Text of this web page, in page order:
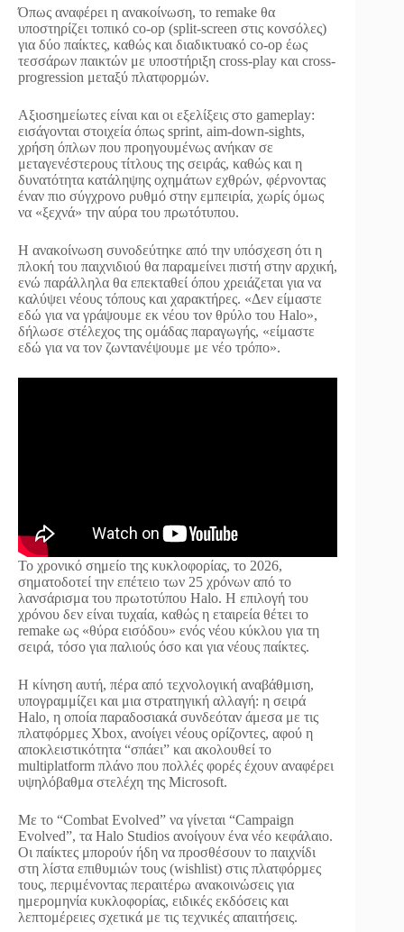
Όπως αναφέρει η ανακοίνωση, το remake θα
υποστηρίζει τοπικό co-op (split-screen στις κονσόλες)
για δύο παίκτες, καθώς και διαδικτυακό co-op έως
τεσσάρων παικτών με υποστήριξη cross-play και cross-
progression μεταξύ πλατφορμών.
Αξιοσημείωτες είναι και οι εξελίξεις στο gameplay:
εισάγονται στοιχεία όπως sprint, aim-down-sights,
χρήση όπλων που προηγουμένως ανήκαν σε
μεταγενέστερους τίτλους της σειράς, καθώς και η
δυνατότητα κατάληψης οχημάτων εχθρών, φέρνοντας
έναν πιο σύγχρονο ρυθμό στην εμπειρία, χωρίς όμως
να «ξεχνά» την αύρα του πρωτότυπου.
Η ανακοίνωση συνοδεύτηκε από την υπόσχεση ότι η
πλοκή του παιχνιδιού θα παραμείνει πιστή στην αρχική,
ενώ παράλληλα θα επεκταθεί όπου χρειάζεται για να
καλύψει νέους τόπους και χαρακτήρες. «Δεν είμαστε
εδώ για να γράψουμε εκ νέου τον θρύλο του Halo»,
δήλωσε στέλεχος της ομάδας παραγωγής, «είμαστε
εδώ για να τον ζωντανέψουμε με νέο τρόπο».
Το χρονικό σημείο της κυκλοφορίας, το 2026,
σηματοδοτεί την επέτειο των 25 χρόνων από το
λανσάρισμα του πρωτοτύπου Halo. Η επιλογή του
χρόνου δεν είναι τυχαία, καθώς η εταιρεία θέτει το
remake ως «θύρα εισόδου» ενός νέου κύκλου για τη
σειρά, τόσο για παλιούς όσο και για νέους παίκτες.
Η κίνηση αυτή, πέρα από τεχνολογική αναβάθμιση,
υπογραμμίζει και μια στρατηγική αλλαγή: η σειρά
Halo, η οποία παραδοσιακά συνδεόταν άμεσα με τις
πλατφόρμες Xbox, ανοίγει νέους ορίζοντες, αφού η
αποκλειστικότητα “σπάει” και ακολουθεί το
multiplatform πλάνο που πολλές φορές έχουν αναφέρει
υψηλόβαθμα στελέχη της Microsoft.
Με το “Combat Εvolved” να γίνεται “Campaign
Evolved”, τα Halo Studios ανοίγουν ένα νέο κεφάλαιο.
Οι παίκτες μπορούν ήδη να προσθέσουν το παιχνίδι
στη λίστα επιθυμιών τους (wishlist) στις πλατφόρμες
τους, περιμένοντας περαιτέρω ανακοινώσεις για
ημερομηνία κυκλοφορίας, ειδικές εκδόσεις και
λεπτομέρειες σχετικά με τις τεχνικές απαιτήσεις.